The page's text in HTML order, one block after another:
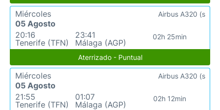
Miércoles
05 Agosto
20:16
Tenerife (TFN)
23:41
Málaga (AGP)
02h 25min
Airbus A320 (s
Aterrizado - Puntual
Miércoles
05 Agosto
21:55
Tenerife (TFN)
01:07
Málaga (AGP)
02h 12min
Airbus A320 (s